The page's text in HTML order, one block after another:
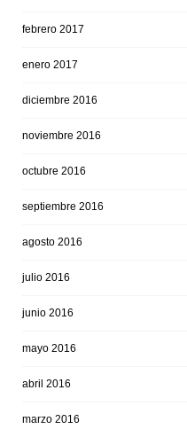
febrero 2017
enero 2017
diciembre 2016
noviembre 2016
octubre 2016
septiembre 2016
agosto 2016
julio 2016
junio 2016
mayo 2016
abril 2016
marzo 2016